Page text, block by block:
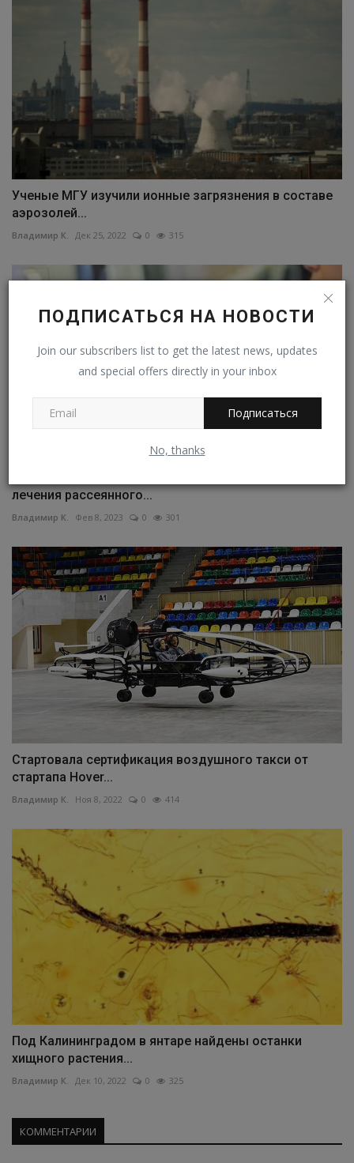
ПОДПИСАТЬСЯ НА НОВОСТИ
Join our subscribers list to get the latest news, updates
and special offers directly in your inbox
Подписаться
No, thanks
Ученые МГУ изучили ионные загрязнения в составе
аэрозолей...
Владимир К. Дек 25, 2022 0 315
лечения рассеянного...
Владимир К. Фев 8, 2023 0 301
Стартовала сертификация воздушного такси от
стартапа Hover...
Владимир К. Ноя 8, 2022 0 414
Под Калининградом в янтаре найдены останки
хищного растения...
Владимир К. Дек 10, 2022 0 325
КОММЕНТАРИИ